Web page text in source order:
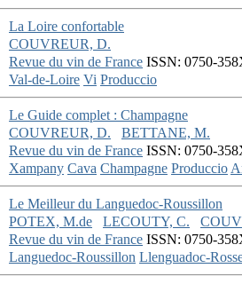
La Loire confortable
COUVREUR, D.
Revue du vin de France ISSN: 0750-
Val-de-Loire Vi Produccio
Le Guide complet : Champagne
COUVREUR, D.
BETTANE, M.
Revue du vin de France ISSN: 0750-
Xampany Cava Champagne Produccio
Le Meilleur du Languedoc-Roussillon
POTEX, M.de LECOUTY, C.
Revue du vin de France ISSN: 0750-
Languedoc-Roussillon Llenguadoc-